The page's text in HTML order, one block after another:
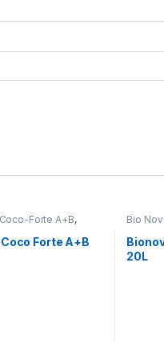
Coco-Forte A+B,
Forte A+B
Bio
20L